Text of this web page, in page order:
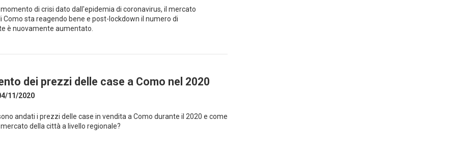
di crisi dato dall'epidemia di coronavirus, il mercato
Como sta reagendo bene e post-lockdown il numero di
è nuovamente aumentato.
dei prezzi delle case a Como nel 2020
11/2020
andati i prezzi delle case in vendita a Como durante il 2020 e come
della città a livello regionale?